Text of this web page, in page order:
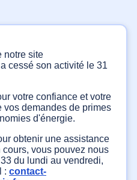
notre site
cessé son activité le 31
votre confiance et votre
demandes de primes
d'énergie.
obtenir une assistance
vous pouvez nous
du lundi au vendredi,
: contact-